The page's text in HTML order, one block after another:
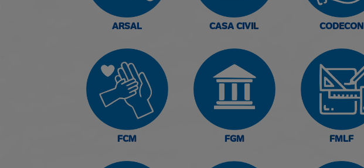
ARSAL CASA CIVIL CODECON
FCM FGM FMLF